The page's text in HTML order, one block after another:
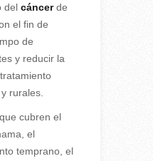
delcáncerde
el fin de
de
y reducir la
rurales.
cubren el
el
temprano, el